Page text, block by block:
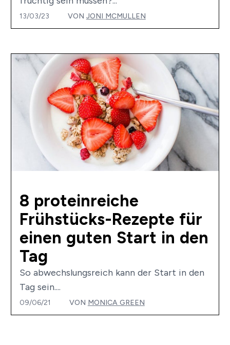
13/03/23 VON JONI MCMULLEN
8 proteinreiche
Frühstücks-Rezepte für
einen guten Start in den
Tag
So abwechslungsreich kann der Start in den
Tag sein....
09/06/21 VON MONICA GREEN